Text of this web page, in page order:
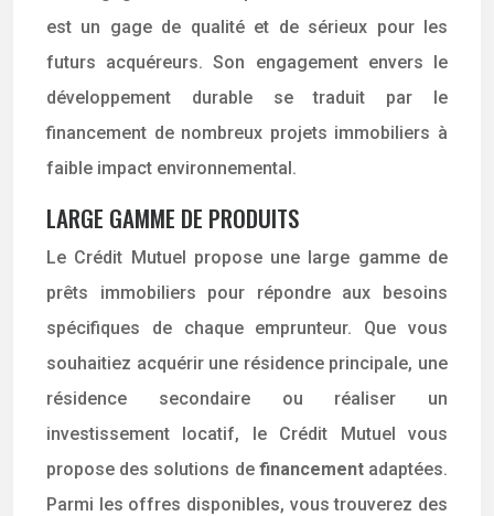
est un gage de qualité et de sérieux pour les
futurs acquéreurs. Son engagement envers le
développement durable se traduit par le
financement de nombreux projets immobiliers à
faible impact environnemental.
LARGE GAMME DE PRODUITS
Le Crédit Mutuel propose une large gamme de
prêts immobiliers pour répondre aux besoins
spécifiques de chaque emprunteur. Que vous
souhaitiez acquérir une résidence principale, une
résidence secondaire ou réaliser un
investissement locatif, le Crédit Mutuel vous
propose des solutions de financement adaptées.
Parmi les offres disponibles, vous trouverez des